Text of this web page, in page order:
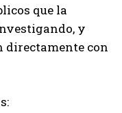
que la
y
directamente con